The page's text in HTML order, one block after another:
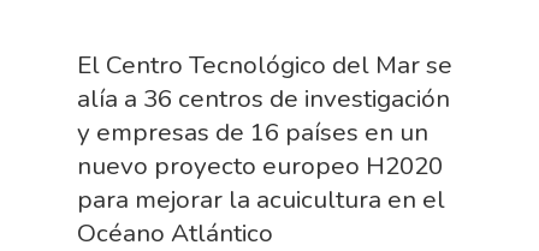
El Centro Tecnológico del Mar se
alía a 36 centros de investigación
y empresas de 16 países en un
nuevo proyecto europeo H2020
para mejorar la acuicultura en el
Océano Atlántico